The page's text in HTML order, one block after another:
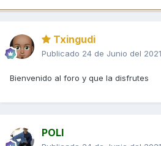
Txingudi
Publicado 24 de Junio del 2021
Bienvenido al foro y que la disfrutes
POLI